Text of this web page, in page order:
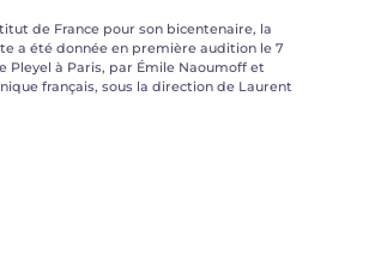
de France pour son bicentenaire, la
a été donnée en première audition le 7
Pleyel à Paris, par Émile Naoumoff et
français, sous la direction de Laurent